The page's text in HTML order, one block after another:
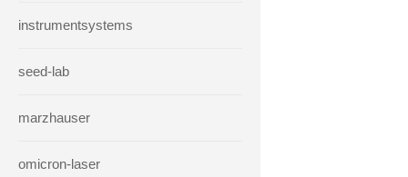
instrumentsystems
seed-lab
marzhauser
omicron-laser